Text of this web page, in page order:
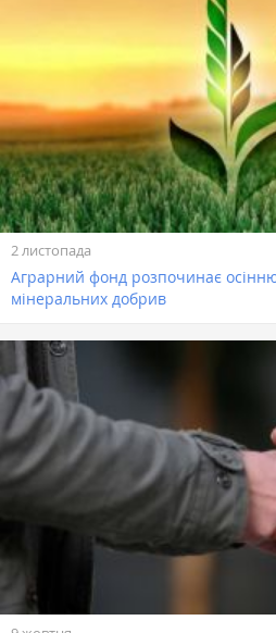
2 листопада
Аграрний фонд розпочинає
мінеральних добрив